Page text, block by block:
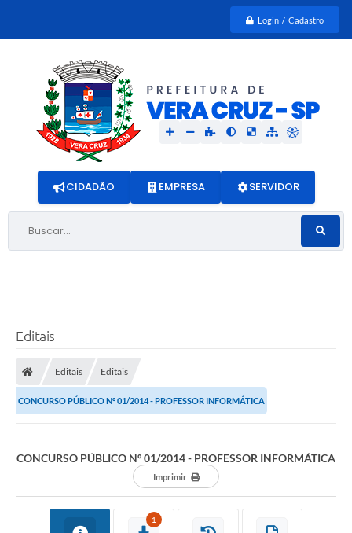
Login / Cadastro
Buscar...
CIDADÃO EMPRESA SERVIDOR
Editais
Editais Editais
CONCURSO PÚBLICO Nº 01/2014 - PROFESSOR INFORMÁTICA
CONCURSO PÚBLICO Nº 01/2014 - PROFESSOR INFORMÁTICA
Imprimir
1